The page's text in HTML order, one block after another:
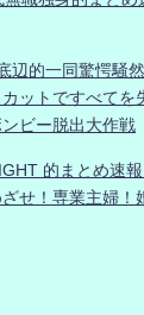
辺的一同驚愕騒
ットですべてを
ビー脱出大作戦
的まとめ速
せ！専業主婦！